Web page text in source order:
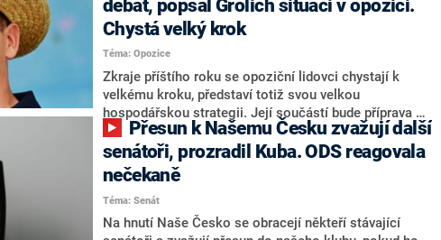
debat, popsal Grolich situaci v opozici.
Chystá velký krok
Téma: Opozice
Zkraje příštího roku se opoziční lidovci chystají k
velkému kroku, představí totiž svou velkou
hospodářskou strategii. Její součástí bude příprava na
stárnutí populace, řekl ve středu na setkání s novináři
nový předseda lidovců Jan Grolich. Ten zároveň v
senátních volbách kandiduje ve Vyškově. Popsal i
aktivitu opozice, o níž vládní strany nebo političtí
komentátoři mluví jako o slabé a v defenzivě. „Je to
úmorná práce upozorňovat na chyby vlády. Ministři s
senátoři, prozradil Kuba. ODS reagovala
nečekaně
Téma: Senát
Na hnutí Naše Česko se obracejí někteří stávající